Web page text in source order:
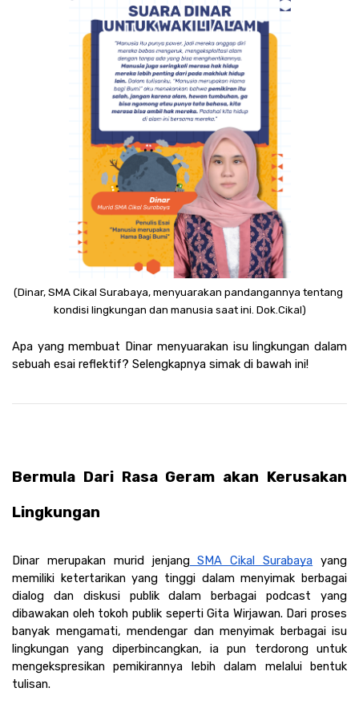
(Dinar, SMA Cikal Surabaya, menyuarakan pandangannya tentang
kondisi lingkungan dan manusia saat ini. Dok.Cikal)
Apa yang membuat Dinar menyuarakan isu lingkungan dalam
sebuah esai reflektif? Selengkapnya simak di bawah ini!
Bermula Dari Rasa Geram akan Kerusakan
Lingkungan
Dinar merupakan murid jenjang SMA Cikal Surabaya yang
memiliki ketertarikan yang tinggi dalam menyimak berbagai
dialog dan diskusi publik dalam berbagai podcast yang
dibawakan oleh tokoh publik seperti Gita Wirjawan. Dari proses
banyak mengamati, mendengar dan menyimak berbagai isu
lingkungan yang diperbincangkan, ia pun terdorong untuk
mengekspresikan pemikirannya lebih dalam melalui bentuk
tulisan.